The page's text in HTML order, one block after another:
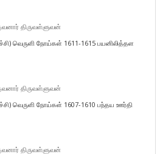
திருவள்ளுவன்
வெருளி நோய்கள் 1611-1615 பயனிலித்தள
திருவள்ளுவன்
வெருளி நோய்கள் 1607-1610 பந்தய ஊர்தி
திருவள்ளுவன்